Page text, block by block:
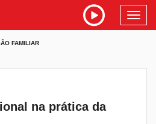
FAMILIAR
na prática da